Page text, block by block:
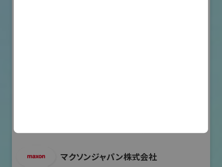
マクソンジャパン株式会社